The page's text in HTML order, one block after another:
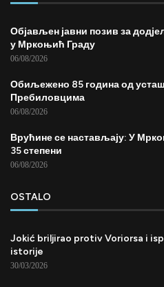
Објављен јавни позив за
у Мркоњић Граду
06/08/2026
Обиљежено 85 година од
Пребиловцима
06/08/2026
Врућине се настављају: У
35 степени
06/08/2026
OSTALO
Jokić briljirao protiv Voriorsa i
istorije
30/03/2026